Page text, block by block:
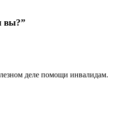
вы?”
деле помощи инвалидам.